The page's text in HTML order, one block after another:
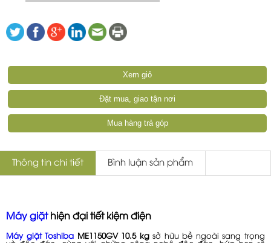
Xem giỏ
Đặt mua, giao tận nơi
Mua hàng trả góp
Thông tin chi tiết Bình luận sản phẩm
Máy giặthiện đại tiết kiệm điện
Máy giặt Toshiba ME1150GV 10.5 kgsở hữu bề ngoài sang trọng